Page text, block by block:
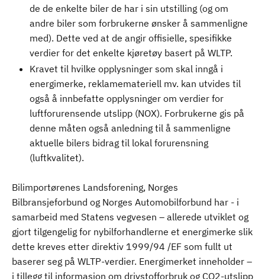
de de enkelte biler de har i sin utstilling (og om
andre biler som forbrukerne ønsker å sammenligne
med). Dette ved at de angir offisielle, spesifikke
verdier for det enkelte kjøretøy basert på WLTP.
Kravet til hvilke opplysninger som skal inngå i
energimerke, reklamemateriell mv. kan utvides til
også å innbefatte opplysninger om verdier for
luftforurensende utslipp (NOX). Forbrukerne gis på
denne måten også anledning til å sammenligne
aktuelle bilers bidrag til lokal forurensning
(luftkvalitet).
Bilimportørenes Landsforening, Norges
Bilbransjeforbund og Norges Automobilforbund har - i
samarbeid med Statens vegvesen – allerede utviklet og
gjort tilgengelig for nybilforhandlerne et energimerke slik
dette kreves etter direktiv 1999/94 /EF som fullt ut
baserer seg på WLTP-verdier. Energimerket inneholder –
i tillegg til informasjon om drivstofforbruk og CO2-utslipp